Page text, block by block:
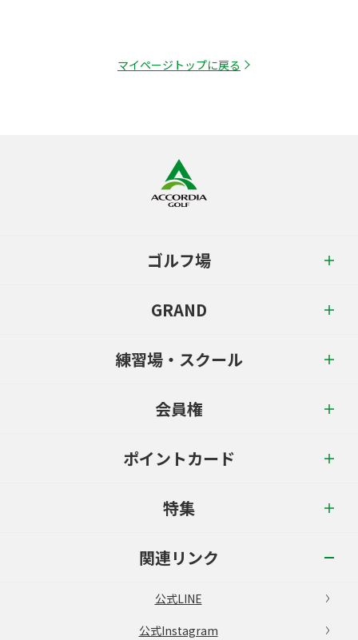
マイページトップに戻る
ゴルフ場
GRAND
練習場・スクール
会員権
ポイントカード
特集
関連リンク
公式LINE
公式Instagram